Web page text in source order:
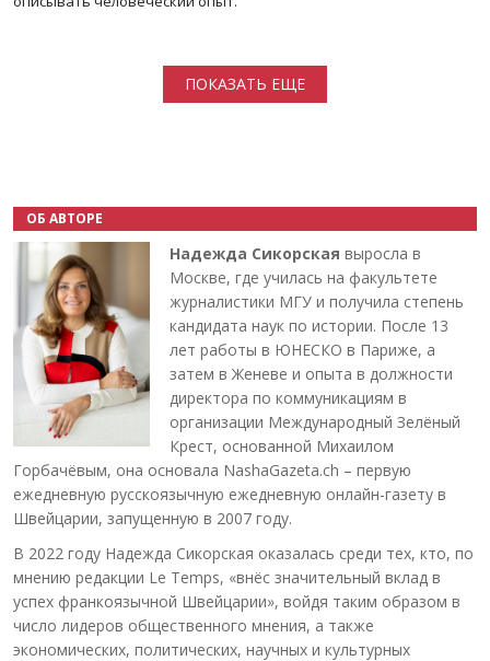
ПОКАЗАТЬ ЕЩЕ
ОБ АВТОРЕ
Надежда Сикорская выросла в
Москве, где училась на факультете
журналистики МГУ и получила степень
кандидата наук по истории. После 13
лет работы в ЮНЕСКО в Париже, а
затем в Женеве и опыта в должности
директора по коммуникациям в
организации Международный Зелёный
Крест, основанной Михаилом
Горбачёвым, она основала NashaGazeta.ch – первую
ежедневную русскоязычную ежедневную онлайн-газету в
Швейцарии, запущенную в 2007 году.
В 2022 году Надежда Сикорская оказалась среди тех, кто, по
мнению редакции Le Temps, «внёс значительный вклад в
успех франкоязычной Швейцарии», войдя таким образом в
число лидеров общественного мнения, а также
экономических, политических, научных и культурных